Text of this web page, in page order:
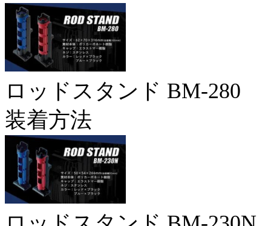
ロッドスタンド BM-280
装着方法